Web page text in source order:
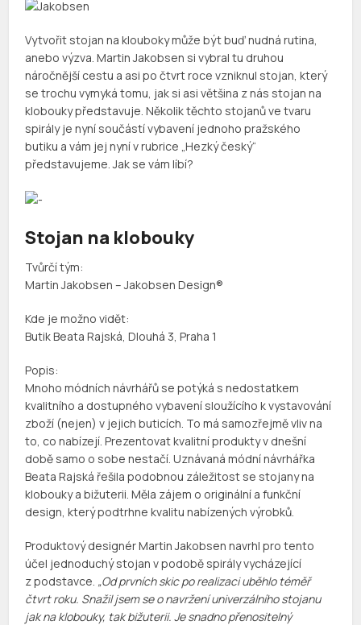
Vytvořit stojan na klouboky může být buď nudná rutina,
anebo výzva. Martin Jakobsen si vybral tu druhou
náročnější cestu a asi po čtvrt roce vzniknul stojan, který
se trochu vymyká tomu, jak si asi většina z nás stojan na
klobouky představuje. Několik těchto stojanů ve tvaru
spirály je nyní součástí vybavení jednoho pražského
butiku a vám jej nyní v rubrice „Hezký český“
představujeme. Jak se vám líbí?
Stojan na klobouky
Tvůrčí tým:
Martin Jakobsen – Jakobsen Design®
Kde je možno vidět:
Butik Beata Rajská, Dlouhá 3, Praha 1
Popis:
Mnoho módních návrhářů se potýká s nedostatkem
kvalitního a dostupného vybavení sloužícího k vystavování
zboží (nejen) v jejich buticích. To má samozřejmě vliv na
to, co nabízejí. Prezentovat kvalitní produkty v dnešní
době samo o sobe nestačí. Uznávaná módní návrhářka
Beata Rajská řešila podobnou záležitost se stojany na
klobouky a bižuterii. Měla zájem o originální a funkční
design, který podtrhne kvalitu nabízených výrobků.
Produktový designér Martin Jakobsen navrhl pro tento
účel jednoduchý stojan v podobě spirály vycházející
z podstavce. „Od prvních skic po realizaci uběhlo téměř
čtvrt roku. Snažil jsem se o navržení univerzálního stojanu
jak na klobouky, tak bižuterii. Je snadno přenositelný